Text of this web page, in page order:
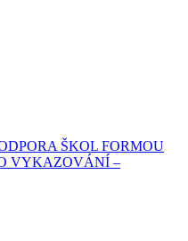
ŠKOL FORMOU
VYKAZOVÁNÍ –